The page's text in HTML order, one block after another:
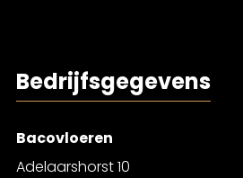
Bedrijfsgegevens
Bacovloeren
Adelaarshorst 10